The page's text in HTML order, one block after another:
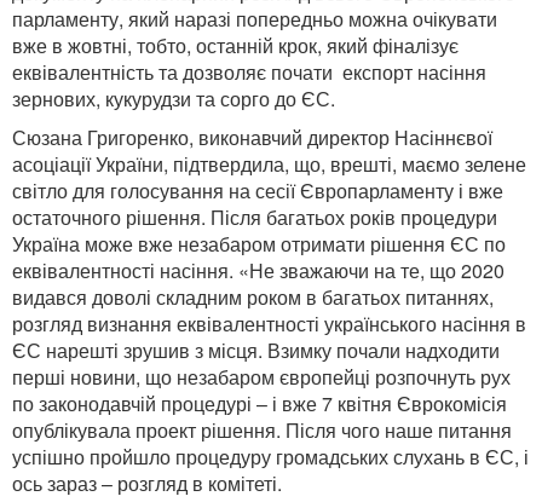
парламенту, який наразі попередньо можна очікувати
вже в жовтні, тобто, останній крок, який фіналізує
еквівалентність та дозволяє почати експорт насіння
зернових, кукурудзи та сорго до ЄС.
Сюзана Григоренко, виконавчий директор Насіннєвої
асоціації України, підтвердила, що, врешті, маємо зелене
світло для голосування на сесії Європарламенту і вже
остаточного рішення. Після багатьох років процедури
Україна може вже незабаром отримати рішення ЄС по
еквівалентності насіння. «Не зважаючи на те, що 2020
видався доволі складним роком в багатьох питаннях,
розгляд визнання еквівалентності українського насіння в
ЄС нарешті зрушив з місця. Взимку почали надходити
перші новини, що незабаром європейці розпочнуть рух
по законодавчій процедурі – і вже 7 квітня Єврокомісія
опублікувала проект рішення. Після чого наше питання
успішно пройшло процедуру громадських слухань в ЄС, і
ось зараз – розгляд в комітеті.